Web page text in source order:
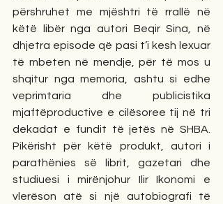
përshruhet me mjështri të rrallë në
këtë libër nga autori Beqir Sina, në
dhjetra episode që pasi t’i kesh lexuar
të mbeten në mendje, për të mos u
shqitur nga memoria, ashtu si edhe
veprimtaria dhe publicistika
mjaftëproductive e cilësoree tij në tri
dekadat e fundit të jetës në SHBA.
Pikërisht për këtë produkt, autori i
parathënies së librit, gazetari dhe
studiuesi i mirënjohur Ilir Ikonomi e
vlerëson atë si një autobiografi të